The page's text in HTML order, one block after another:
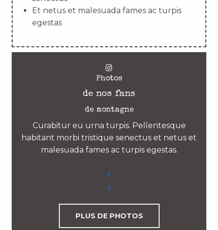
Et netus et malesuada fames ac turpis
egestas
Photos
de nos fans
de montagne
Curabitur eu urna turpis. Pellentesque
habitant morbi tristique senectus et netus et
malesuada fames ac turpis egestas.
PLUS DE PHOTOS